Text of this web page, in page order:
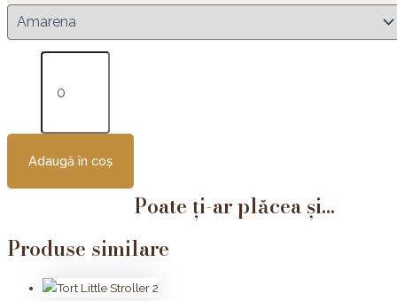
Adaugă în coș
Poate ți-ar plăcea și...
Produse similare